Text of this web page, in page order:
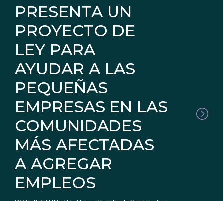
PRESENTA UN
PROYECTO DE
LEY PARA
AYUDAR A LAS
PEQUEÑAS
EMPRESAS EN LAS
COMUNIDADES
MÁS AFECTADAS
A AGREGAR
EMPLEOS